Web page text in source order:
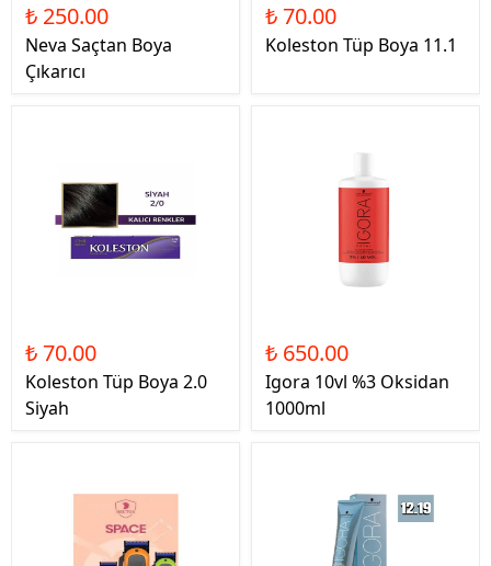
₺ 250.00
Neva Saçtan Boya
Çıkarıcı
₺ 70.00
Koleston Tüp Boya 11.1
₺ 70.00
Koleston Tüp Boya 2.0
Siyah
₺ 650.00
Igora 10vl %3 Oksidan
1000ml